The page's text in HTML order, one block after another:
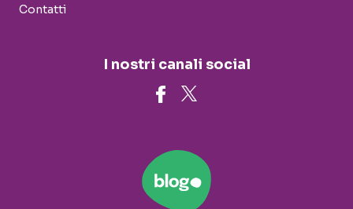
Contatti
I nostri canali social